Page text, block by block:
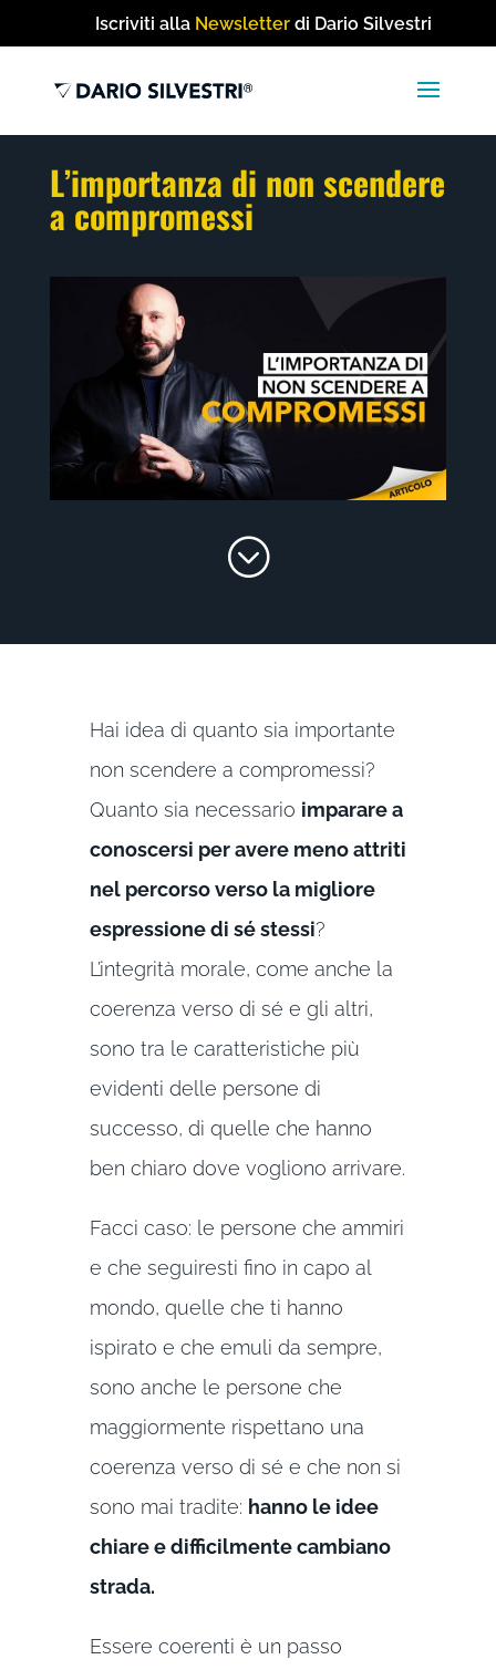
Iscriviti alla Newsletter di Dario Silvestri
L’importanza di non scendere
a compromessi
;
Hai idea di quanto sia importante
non scendere a compromessi?
Quanto sia necessario imparare a
conoscersi per avere meno attriti
nel percorso verso la migliore
espressione di sé stessi?
L’integrità morale, come anche la
coerenza verso di sé e gli altri,
sono tra le caratteristiche più
evidenti delle persone di
successo, di quelle che hanno
ben chiaro dove vogliono arrivare.
Facci caso: le persone che ammiri
e che seguiresti fino in capo al
mondo, quelle che ti hanno
ispirato e che emuli da sempre,
sono anche le persone che
maggiormente rispettano una
coerenza verso di sé e che non si
sono mai tradite: hanno le idee
chiare e difficilmente cambiano
strada.
Essere coerenti è un passo